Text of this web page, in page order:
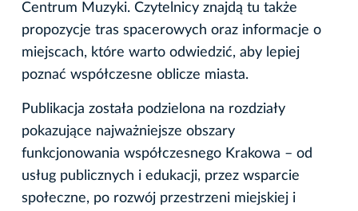
Centrum Muzyki. Czytelnicy znajdą tu także
propozycje tras spacerowych oraz informacje o
miejscach, które warto odwiedzić, aby lepiej
poznać współczesne oblicze miasta.
Publikacja została podzielona na rozdziały
pokazujące najważniejsze obszary
funkcjonowania współczesnego Krakowa – od
usług publicznych i edukacji, przez wsparcie
społeczne, po rozwój przestrzeni miejskiej i